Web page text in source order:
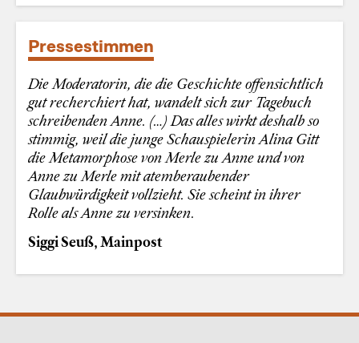
Pressestimmen
Die Moderatorin, die die Geschichte offensichtlich
gut recherchiert hat, wandelt sich zur Tagebuch
schreibenden Anne. (…) Das alles wirkt deshalb so
stimmig, weil die junge Schauspielerin Alina Gitt
die Metamorphose von Merle zu Anne und von
Anne zu Merle mit atemberaubender
Glaubwürdigkeit vollzieht. Sie scheint in ihrer
Rolle als Anne zu versinken.
Siggi Seuß,Mainpost